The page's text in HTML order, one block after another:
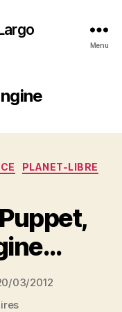
Menu
PLANET-LIBRE
03/2012
sur